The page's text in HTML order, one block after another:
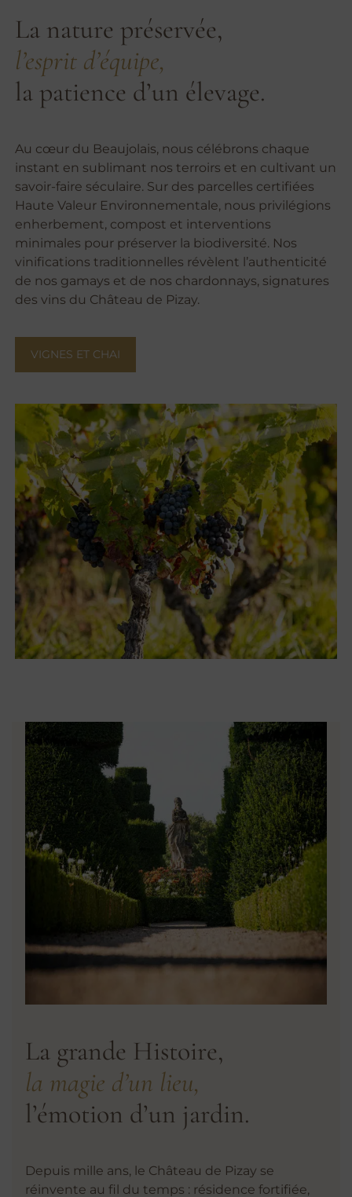
La nature préservée,
l’esprit d’équipe,
la patience d’un élevage.
Au cœur du Beaujolais, nous célébrons chaque
instant en sublimant nos terroirs et en cultivant un
savoir-faire séculaire. Sur des parcelles certifiées
Haute Valeur Environnementale, nous privilégions
enherbement, compost et interventions
minimales pour préserver la biodiversité. Nos
vinifications traditionnelles révèlent l’authenticité
de nos gamays et de nos chardonnays, signatures
des vins du Château de Pizay.
VIGNES ET CHAI
La grande Histoire,
la magie d’un lieu,
l’émotion d’un jardin.
Depuis mille ans, le Château de Pizay se
réinvente au fil du temps : résidence fortifiée,